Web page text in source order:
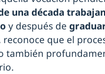
una década
y después de
reconoce que el
también